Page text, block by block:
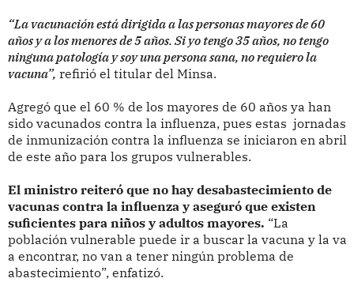
“La vacunación está dirigida a las personas mayores de 60
años y a los menores de 5 años. Si yo tengo 35 años, no tengo
ninguna patología y soy una persona sana, no requiero la
vacuna”, refirió el titular del Minsa.
Agregó que el 60 % de los mayores de 60 años ya han
sido vacunados contra la influenza, pues estas jornadas
de inmunización contra la influenza se iniciaron en abril
de este año para los grupos vulnerables.
El ministro reiteró que no hay desabastecimiento de
vacunas contra la influenza y aseguró que existen
suficientes para niños y adultos mayores. “La
población vulnerable puede ir a buscar la vacuna y la va
a encontrar, no van a tener ningún problema de
abastecimiento”, enfatizó.